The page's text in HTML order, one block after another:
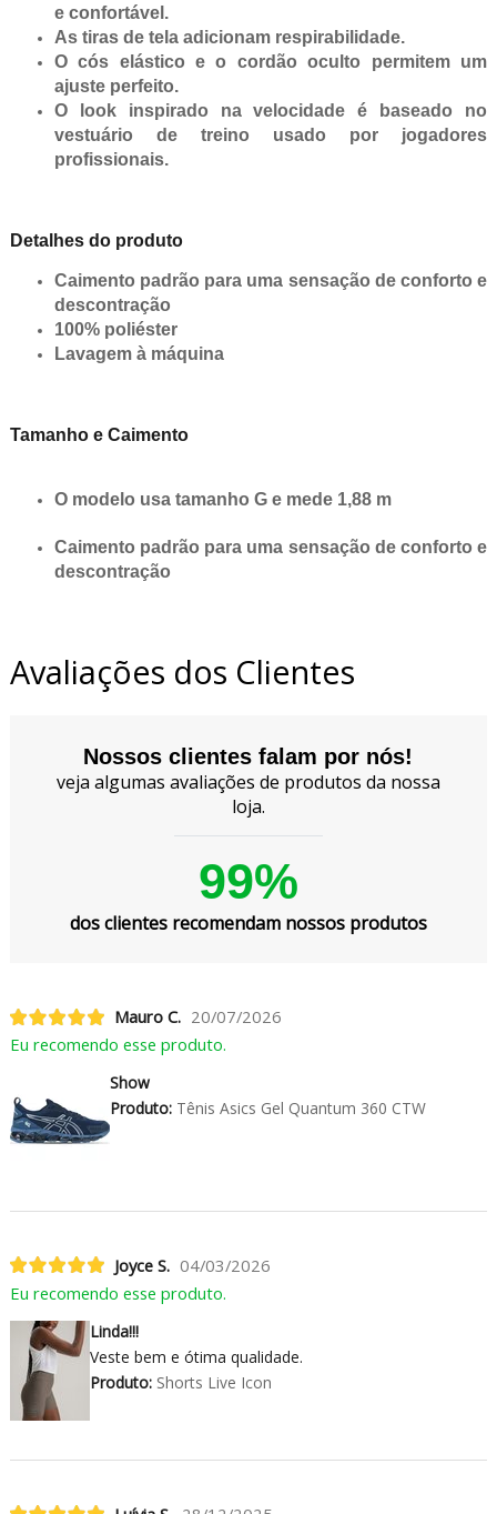
e confortável.
As tiras de tela adicionam respirabilidade.
O cós elástico e o cordão oculto permitem um
ajuste perfeito.
O look inspirado na velocidade é baseado no
vestuário de treino usado por jogadores
profissionais.
Detalhes do produto
Caimento padrão para uma sensação de conforto e
descontração
100% poliéster
Lavagem à máquina
Tamanho e Caimento
O modelo usa tamanho G e mede 1,88 m
Caimento padrão para uma sensação de conforto e
descontração
Avaliações dos Clientes
Nossos clientes falam por nós!
veja algumas avaliações de produtos da nossa
loja.
99%
dos clientes recomendam nossos produtos
Mauro C. 20/07/2026
Eu recomendo esse produto.
Show
Produto:Tênis Asics Gel Quantum 360 CTW
Joyce S. 04/03/2026
Eu recomendo esse produto.
Linda!!!
Veste bem e ótima qualidade.
Produto:Shorts Live Icon